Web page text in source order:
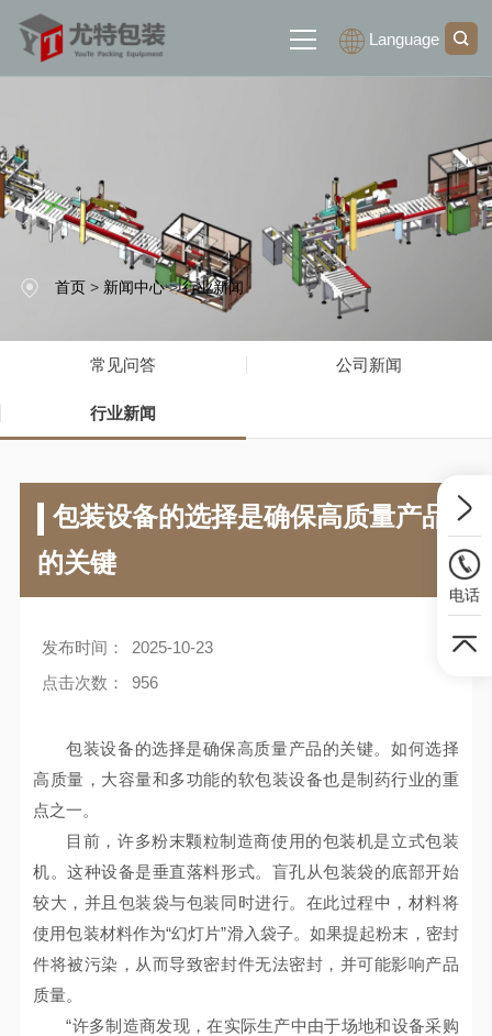
Language
产品展示
新闻中心
联系我们
首页> 新闻中心>行业新闻
常见问答 公司新闻
行业新闻
包装设备的选择是确保高质量产品
的关键
发布时间：
2025-10-23
点击次数：
956
包装设备的选择是确保高质量产品的关键。如何选择
高质量，大容量和多功能的软包装设备也是制药行业的重
点之一。
目前，许多粉末颗粒制造商使用的包装机是立式包装
机。这种设备是垂直落料形式。盲孔从包装袋的底部开始
较大，并且包装袋与包装同时进行。在此过程中，材料将
使用包装材料作为“幻灯片”滑入袋子。如果提起粉末，密封
件将被污染，从而导致密封件无法密封，并可能影响产品
质量。
“许多制造商发现，在实际生产中由于场地和设备采购
电话